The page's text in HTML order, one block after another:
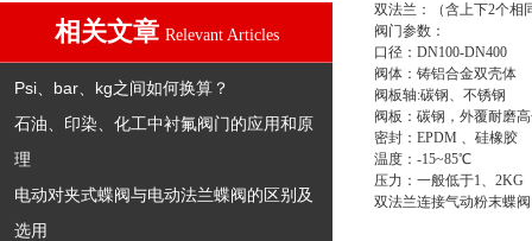
相关文章 Relevant Articles
Psi、bar、kg之间如何换算？
石油、印染、化工中衬氟阀门的应用和原
理
电动对夹式蝶阀与电动法兰蝶阀的区别及
选用
双法兰：（含上下2个相
阀门参数：
口径：DN100-DN400
阀体：铸铝合金双壳体
阀板轴:碳钢、不锈钢
阀板：碳钢，外覆耐磨
密封：EPDM 、硅橡胶
温度：-15~85℃
压力：一般低于1、2KG
双法兰连接气动粉末蝶